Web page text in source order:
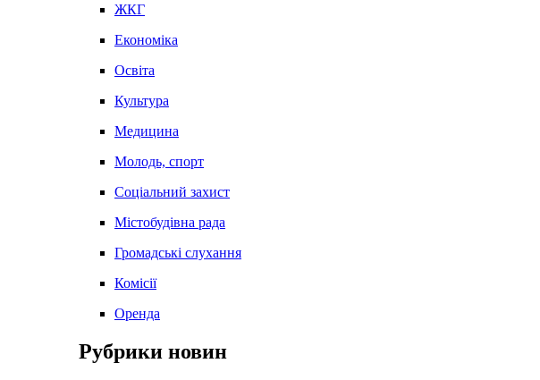
ЖКГ
Економіка
Освіта
Культура
Медицина
Молодь, спорт
Соціальний захист
Містобудівна рада
Громадські слухання
Комісії
Оренда
Рубрики новин